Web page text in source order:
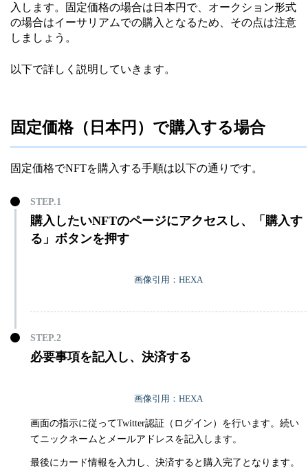
入します。固定価格の場合は日本円で、オークション形式
の場合はイーサリアムでの購入となるため、その点は注意
しましょう。
以下で詳しく説明していきます。
固定価格（日本円）で購入する場合
固定価格でNFTを購入する手順は以下の通りです。
購入したいNFTのページにアクセスし、「購入す
る」ボタンを押す
画像引用：HEXA
必要事項を記入し、決済する
画像引用：HEXA
画面の指示に従ってTwitter認証（ログイン）を行います。続い
てニックネームとメールアドレスを記入します。
最後にカード情報を入力し、決済すると購入完了となります。